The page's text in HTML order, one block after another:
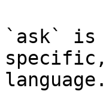
`ask` is
language.